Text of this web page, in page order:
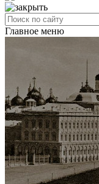
Главное меню